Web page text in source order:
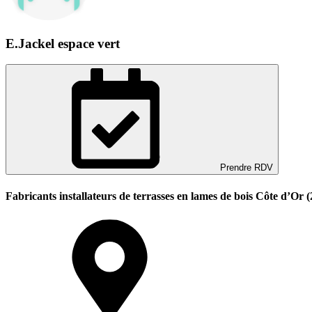
E.Jackel espace vert
Prendre RDV
Fabricants installateurs de terrasses en lames de bois Côte d’Or